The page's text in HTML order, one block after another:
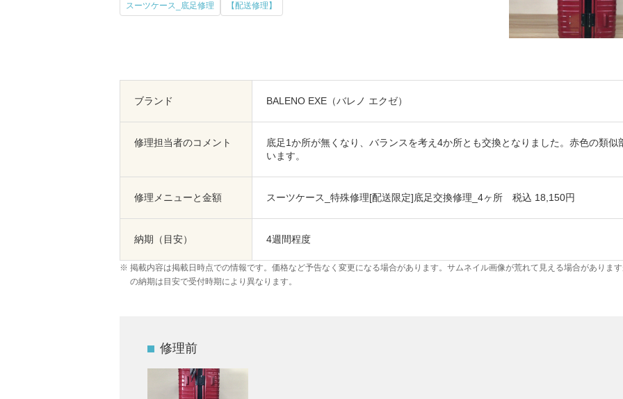
スーツケース_底足修理 【配送修理】
ブランド BALENO EXE（バレノ エクゼ）
修理担当者のコメント
底足1か所が無くなり、バランスを考え4か所とも交換となりました。赤色の類
います。
修理メニューと金額 スーツケース_特殊修理[配送限定]底足交換修理_4ヶ所 税込 18,150円
納期（目安） 4週間程度
掲載内容は掲載日時点での情報です。価格など予告なく変更になる場合があります。サムネイル画像が荒れて見える場合がありま
の納期は目安で受付時期により異なります。
修理前